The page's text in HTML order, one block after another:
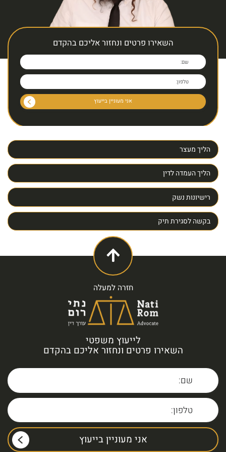
השאירו פרטים ונחזור אליכם בהקדם
הליך מעצר
הליך העמדה לדין
רישיונות נשק
בקשה לסגירת תיק
חזרה למעלה
לייעוץ משפטי
השאירו פרטים ונחזור אליכם בהקדם